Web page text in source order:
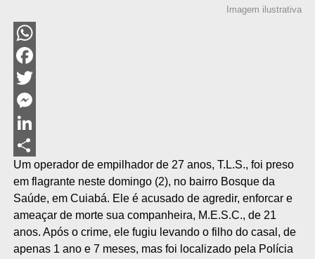
Imagem ilustrativa
WhatsApp
Facebook
Twitter
Messenger
LinkedIn
Share
Um operador de empilhador de 27 anos, T.L.S., foi preso
em flagrante neste domingo (2), no bairro Bosque da
Saúde, em Cuiabá. Ele é acusado de agredir, enforcar e
ameaçar de morte sua companheira, M.E.S.C., de 21
anos. Após o crime, ele fugiu levando o filho do casal, de
apenas 1 ano e 7 meses, mas foi localizado pela Polícia